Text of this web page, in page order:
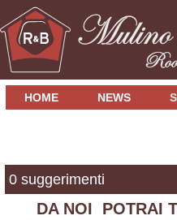
HOME NEWS
0 suggerimenti
DA NOI POTRAI